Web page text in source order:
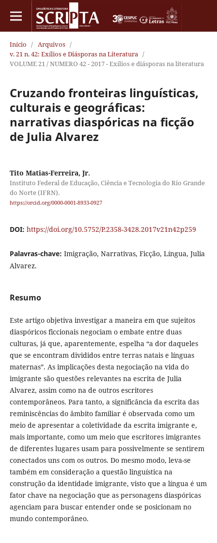
Início / Arquivos /
v. 21 n. 42: Exílios e Diásporas na Literatura /
VOLUME 21 / NUMERO 42 - 2017 - Exílios e diásporas na literatura
Cruzando fronteiras linguísticas,
culturais e geográficas:
narrativas diaspóricas na ficção
de Julia Alvarez
Tito Matias-Ferreira, Jr.
Instituto Federal de Educação, Ciência e Tecnologia do Rio Grande
do Norte (IFRN).
https://orcid.org/0000-0001-8933-0927
DOI: https://doi.org/10.5752/P.2358-3428.2017v21n42p259
Palavras-chave: Imigração, Narrativas, Ficção, Língua, Julia
Alvarez.
Resumo
Este artigo objetiva investigar a maneira em que sujeitos
diaspóricos ficcionais negociam o embate entre duas
culturas, já que, aparentemente, espelha “a dor daqueles
que se encontram divididos entre terras natais e línguas
maternas”. As implicações desta negociação na vida do
imigrante são questões relevantes na escrita de Julia
Alvarez, assim como na de outros escritores
contemporâneos. Para tanto, a significância da escrita das
reminiscências do âmbito familiar é observada como um
meio de apresentar a coletividade da escrita imigrante e,
mais importante, como um meio que escritores imigrantes
de diferentes lugares usam para possivelmente se sentirem
conectados uns com os outros. Do mesmo modo, leva-se
também em consideração a questão linguística na
construção da identidade imigrante, visto que a língua é um
fator chave na negociação que as personagens diaspóricas
agenciam para buscar entender onde se posicionam no
mundo contemporâneo.